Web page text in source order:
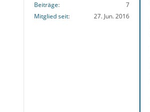
Beiträge
7
Mitglied seit
27. Jun. 2016